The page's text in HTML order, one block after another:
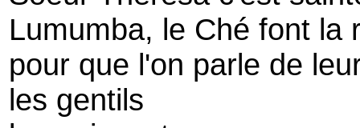
Lumumba, le Ché font la
pour que l'on parle de
les gentils